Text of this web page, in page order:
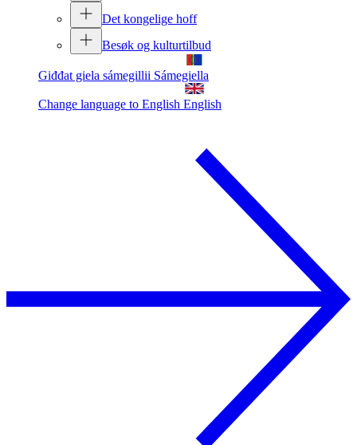
Det kongelige hoff
Besøk og kulturtilbud
Giđđat giela sámegillii Sámegiella
Change language to English English